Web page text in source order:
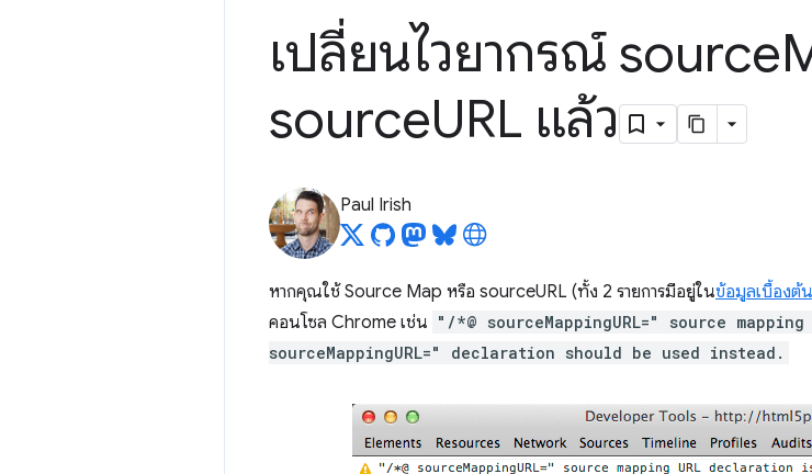
เปลี่ยนไวยากรณ์ source
sourceURL แล้ว
Paul Irish
หากคุณใช้ Source Map หรือ sourceURL (ทั้ง 2 รายการมีอยู่ในข้อมูลเบื้องต้
คอนโซล Chrome เช่น "/*@ sourceMappingURL=" source
sourceMappingURL=" declaration should be used instead.